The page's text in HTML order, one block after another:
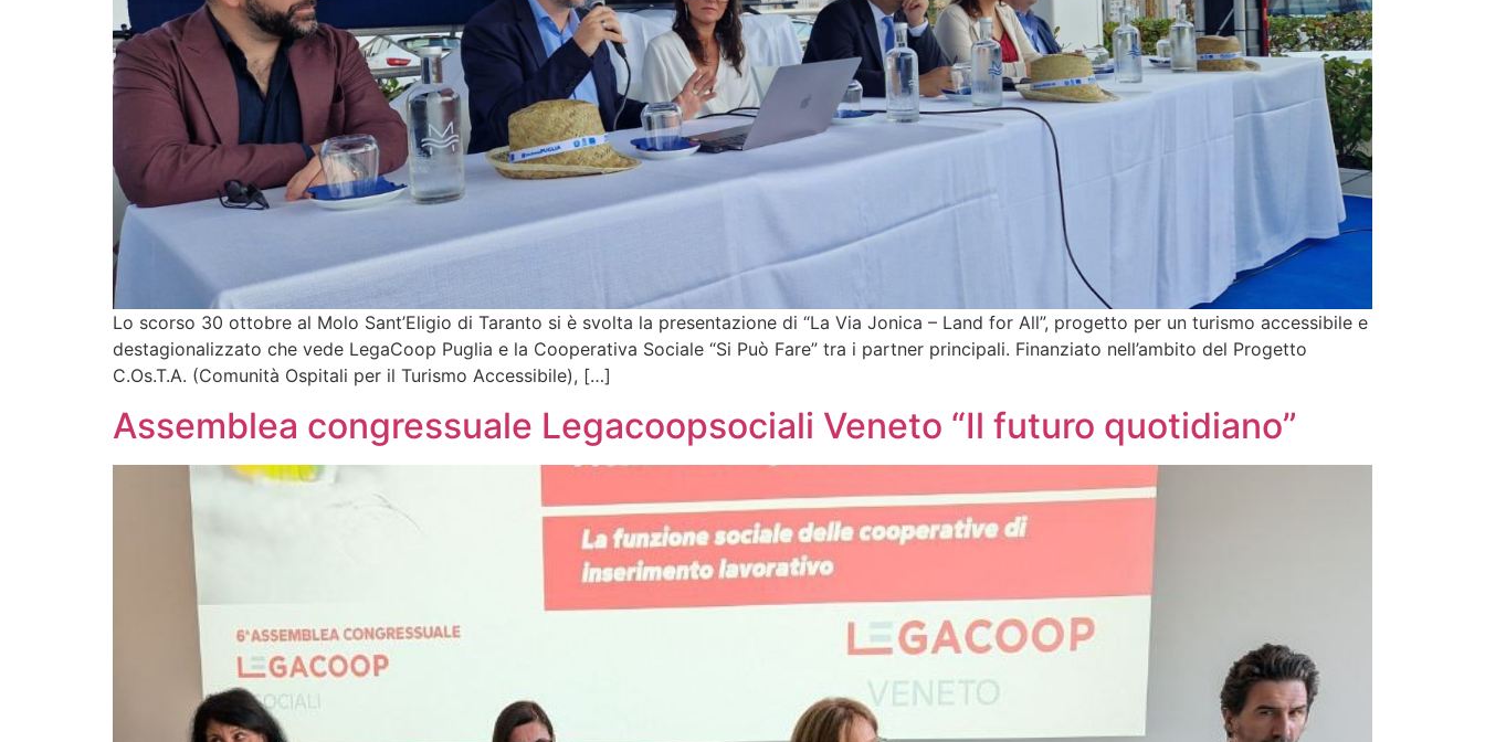
Lo scorso 30 ottobre al Molo Sant’Eligio di Taranto si è svolta la presentazione di “La Via Jonica – Land for All”, progetto per un turismo accessibile e
destagionalizzato che vede LegaCoop Puglia e la Cooperativa Sociale “Si Può Fare” tra i partner principali. Finanziato nell’ambito del Progetto
C.Os.T.A. (Comunità Ospitali per il Turismo Accessibile), […]
Assemblea congressuale Legacoopsociali Veneto “Il futuro quotidiano”